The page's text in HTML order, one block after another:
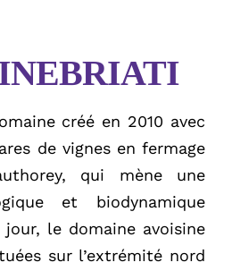
créé en 2010 avec
de vignes en fermage
qui mène une
et biodynamique
jour, le domaine avoisine
sur l’extrémité nord